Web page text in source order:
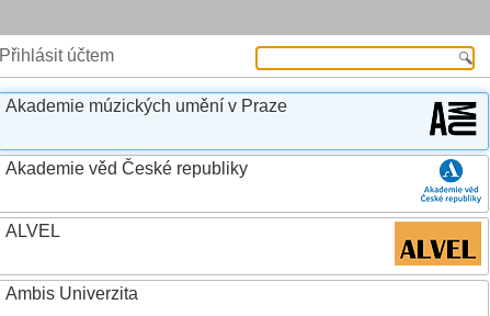
Přihlásit účtem
Akademie múzických umění v Praze
Akademie věd České republiky
ALVEL
Ambis Univerzita